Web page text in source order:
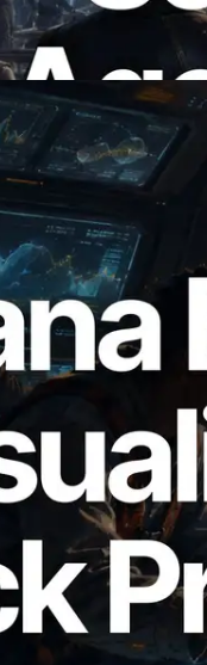
Solana
dan